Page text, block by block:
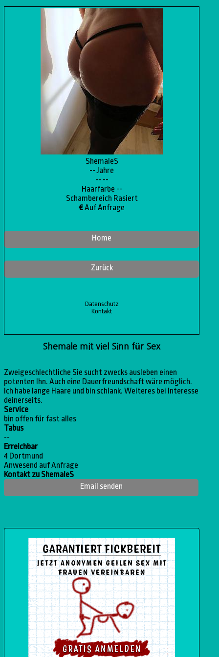
ShemaleS
-- Jahre
-- --
Haarfarbe --
Schambereich Rasiert
€Auf Anfrage
Home
Zurück
Datenschutz
Kontakt
Shemale mit viel Sinn für Sex
Zweigeschlechtliche Sie sucht zwecks ausleben einen
potenten Ihn. Auch eine Dauerfreundschaft wäre möglich.
Ich habe lange Haare und bin schlank. Weiteres bei Interesse
deinerseits.
Service
bin offen für fast alles
Tabus
--
Erreichbar
4 Dortmund
Anwesend auf Anfrage
Kontakt zu ShemaleS
Email senden